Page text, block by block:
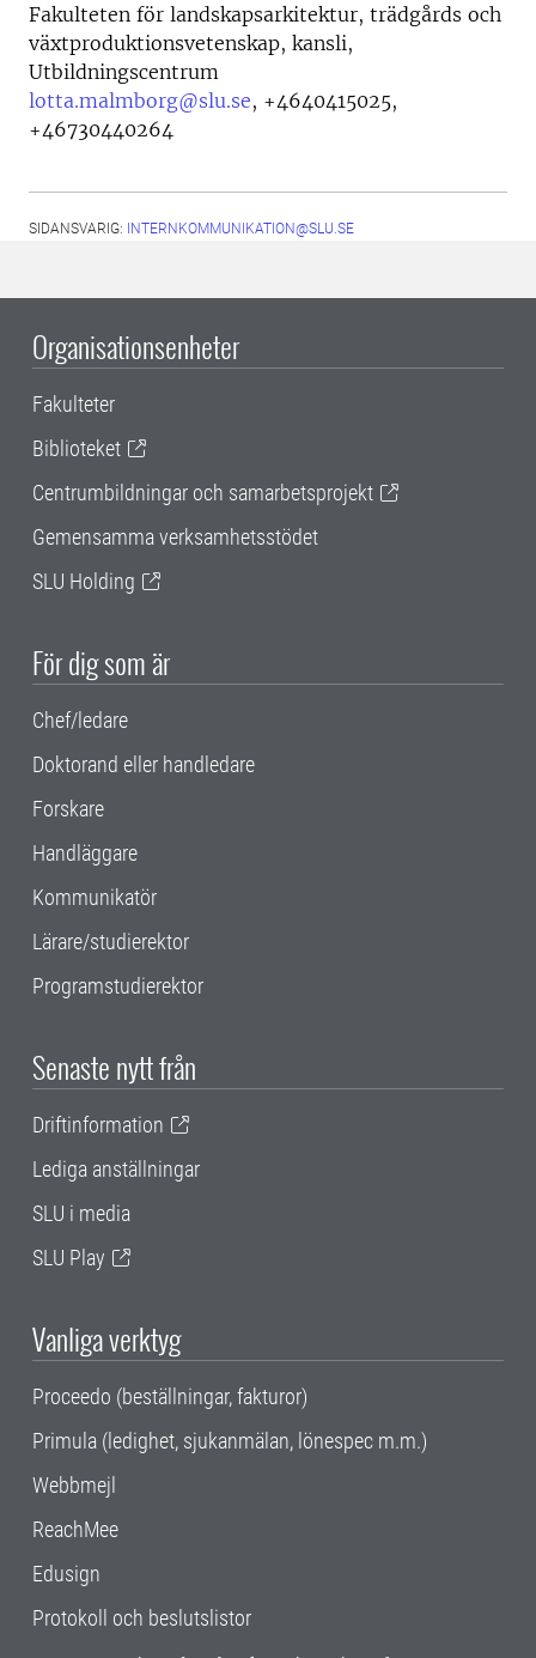
Fakulteten för landskapsarkitektur, trädgårds och
växtproduktionsvetenskap, kansli,
Utbildningscentrum
lotta.malmborg@slu.se, +4640415025,
+46730440264
SIDANSVARIG: INTERNKOMMUNIKATION@SLU.SE
Organisationsenheter
Fakulteter
Biblioteket
Centrumbildningar och samarbetsprojekt
Gemensamma verksamhetsstödet
SLU Holding
För dig som är
Chef/ledare
Doktorand eller handledare
Forskare
Handläggare
Kommunikatör
Lärare/studierektor
Programstudierektor
Senaste nytt från
Driftinformation
Lediga anställningar
SLU i media
SLU Play
Vanliga verktyg
Proceedo (beställningar, fakturor)
Primula (ledighet, sjukanmälan, lönespec m.m.)
Webbmejl
ReachMee
Edusign
Protokoll och beslutslistor